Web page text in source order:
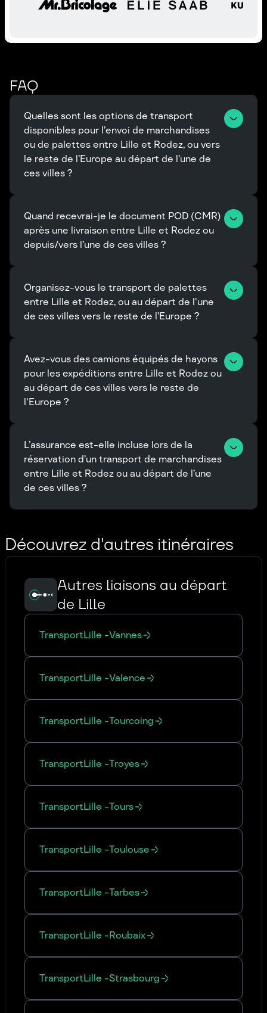
FAQ
Quelles sont les options de transport
disponibles pour l’envoi de marchandises
ou de palettes entre Lille et Rodez, ou vers
le reste de l’Europe au départ de l’une de
ces villes ?
Quand recevrai-je le document POD (CMR)
après une livraison entre Lille et Rodez ou
depuis/vers l’une de ces villes ?
Organisez-vous le transport de palettes
entre Lille et Rodez, ou au départ de l'une
de ces villes vers le reste de l’Europe ?
Avez-vous des camions équipés de hayons
pour les expéditions entre Lille et Rodez ou
au départ de ces villes vers le reste de
l'Europe ?
L’assurance est-elle incluse lors de la
réservation d’un transport de marchandises
entre Lille et Rodez ou au départ de l’une
de ces villes ?
Découvrez d'autres itinéraires
Autres liaisons au départ
de Lille
TransportLille -Vannes
TransportLille -Valence
TransportLille -Tourcoing
TransportLille -Troyes
TransportLille -Tours
TransportLille -Toulouse
TransportLille -Tarbes
TransportLille -Roubaix
TransportLille -Strasbourg